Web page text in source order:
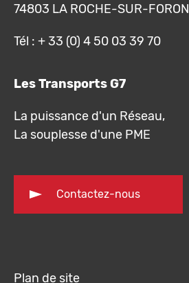
74803 LA ROCHE-SUR-FORON
Tél : + 33 (0) 4 50 03 39 70
Les Transports G7
La puissance d'un Réseau,
La souplesse d'une PME
Contactez-nous
Plan de site